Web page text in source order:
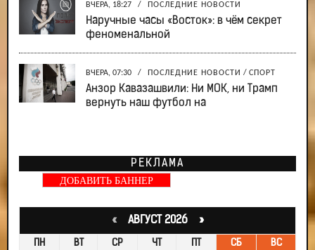
ВЧЕРА, 18:27 / ПОСЛЕДНИЕ НОВОСТИ
Наручные часы «Восток»: в чём секрет
феноменальной
ВЧЕРА, 07:30 / ПОСЛЕДНИЕ НОВОСТИ / СПОРТ
Анзор Кавазашвили: Ни МОК, ни Трамп
вернуть наш футбол на
РЕКЛАМА
ДОБАВИТЬ БАННЕР
«АВГУСТ 2026 »
ПН ВТ СР ЧТ ПТ СБ ВС